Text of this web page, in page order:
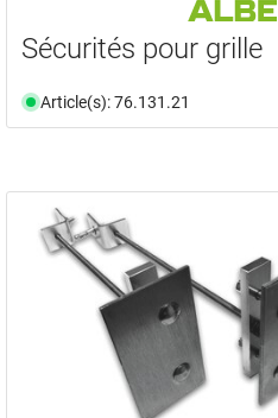
Sécurités pour grille
Article(s): 76.131.21